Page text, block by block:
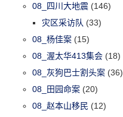
08_四川大地震 (146)
灾区采访队 (33)
08_杨佳案 (15)
08_渥太华413集会 (18)
08_灰狗巴士割头案 (36)
08_田园命案 (20)
08_赵本山移民 (12)